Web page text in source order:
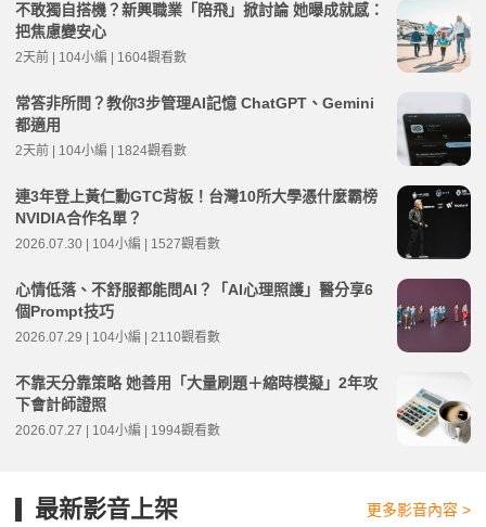
不敢獨自搭機？新興職業「陪飛」掀討論 她曝成就感：
把焦慮變安心
2天前 | 104小編 | 1604觀看數
常答非所問？教你3步管理AI記憶 ChatGPT、Gemini
都適用
2天前 | 104小編 | 1824觀看數
連3年登上黃仁勳GTC背板！台灣10所大學憑什麼霸榜
NVIDIA合作名單？
2026.07.30 | 104小編 | 1527觀看數
心情低落、不舒服都能問AI？「AI心理照護」醫分享6
個Prompt技巧
2026.07.29 | 104小編 | 2110觀看數
不靠天分靠策略 她善用「大量刷題＋縮時模擬」2年攻
下會計師證照
2026.07.27 | 104小編 | 1994觀看數
最新影音上架 更多影音內容 >